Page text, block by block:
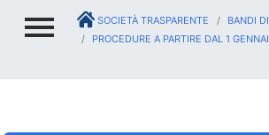
SOCIETÀ TRASPARENTE
BANDI
PROCEDURE A PARTIRE DAL 1